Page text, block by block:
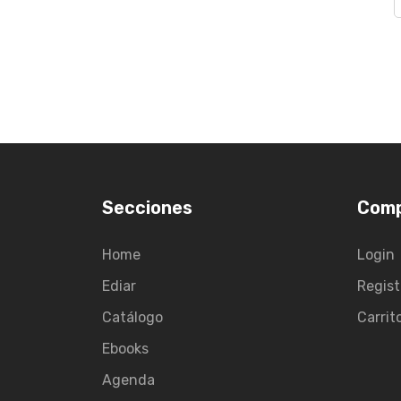
Secciones
Home
Ediar
Catálogo
Ebooks
Agenda
Login